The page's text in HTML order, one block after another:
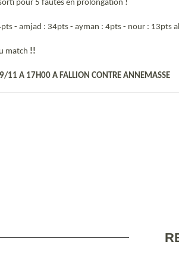
pour 5 fautes en prolongation !
- amjad : 34pts - ayman : 4pts - nour : 13pts
match !!
11 A 17H00 A FALLION CONTRE ANNEMASSE